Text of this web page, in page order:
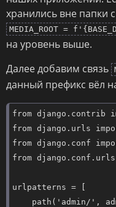
хранились вне папки
MEDIA_ROOT =
на уровень выше.
Далее добавим связь
данный префикс вёл
from django.contrib
from django.urls
from django.conf
from
urlpatterns = [
path('admin/',